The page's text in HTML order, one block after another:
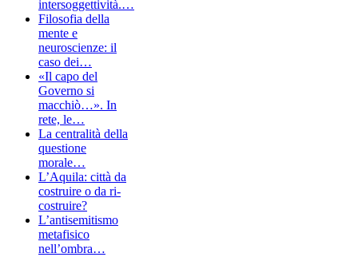
intersoggettività.…
Filosofia della
mente e
neuroscienze: il
caso dei…
«Il capo del
Governo si
macchiò…». In
rete, le…
La centralità della
questione
morale…
L’Aquila: città da
costruire o da ri-
costruire?
L’antisemitismo
metafisico
nell’ombra…